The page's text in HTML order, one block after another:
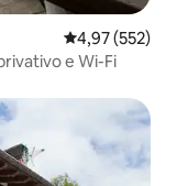
4,97 de uma
4,97 (552)
e Wi-Fi